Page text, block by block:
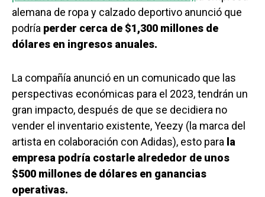
alemana de ropa y calzado deportivo anunció que
podría perder cerca de $1,300 millones de
dólares en ingresos anuales.
La compañía anunció en un comunicado que las
perspectivas económicas para el 2023, tendrán un
gran impacto, después de que se decidiera no
vender el inventario existente, Yeezy (la marca del
artista en colaboración con Adidas), esto para la
empresa podría costarle alrededor de unos
$500 millones de dólares en ganancias
operativas.